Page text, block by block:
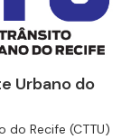
Urbano do
do Recife (CTTU)